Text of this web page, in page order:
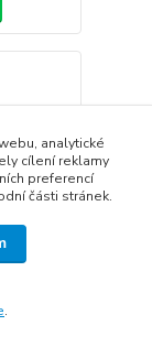
analytické
cílení reklamy
preferencí
části stránek.
.